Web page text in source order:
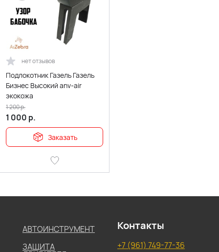
нет отзывов
Подлокотник Газель Газель
Бизнес Высокий anv-air
экокожа
1 000 р.
1 200р.
Заказать
АВТОИНСТРУМЕНТ
ЗАЩИТА
Контакты
+7 (961) 749-77-36